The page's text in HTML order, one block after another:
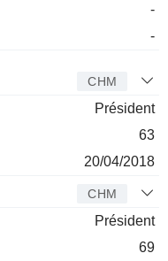
-
-
CHM
Président
63
20/04/2018
CHM
Président
69